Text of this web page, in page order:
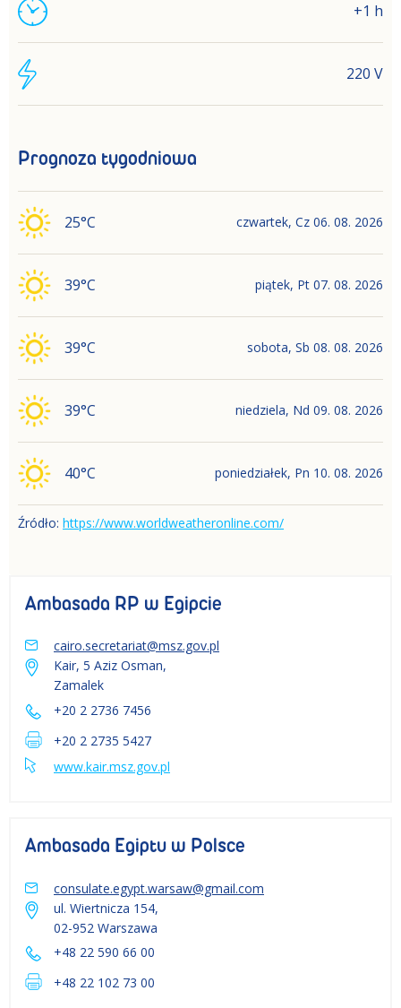
+1 h
220 V
Prognoza tygodniowa
25°C czwartek, Cz 06. 08. 2026
39°C piątek, Pt 07. 08. 2026
39°C sobota, Sb 08. 08. 2026
39°C niedziela, Nd 09. 08. 2026
40°C poniedziałek, Pn 10. 08. 2026
Źródło: https://www.worldweatheronline.com/
Ambasada RP w Egipcie
cairo.secretariat@msz.gov.pl
Kair, 5 Aziz Osman,
Zamalek
+20 2 2736 7456
+20 2 2735 5427
www.kair.msz.gov.pl
Ambasada Egiptu w Polsce
consulate.egypt.warsaw@gmail.com
ul. Wiertnicza 154,
02-952 Warszawa
+48 22 590 66 00
+48 22 102 73 00